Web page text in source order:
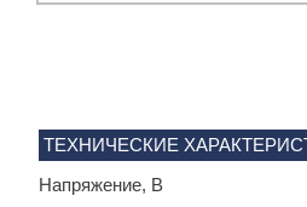
ТЕХНИЧЕСКИЕ
Напряжение, В